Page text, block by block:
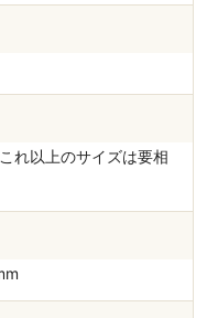
れ以上のサイズは要相